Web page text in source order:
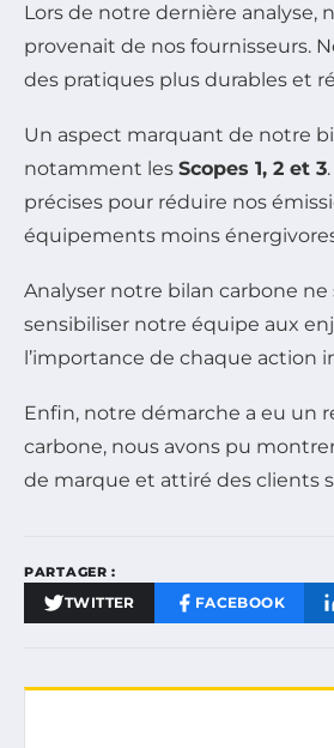
Lors de notre dernière analyse,
provenait de nos fournisseurs.
des pratiques plus durables et
Un aspect marquant de notre
notamment les Scopes 1, 2 et 3
précises pour réduire nos
équipements moins
Analyser notre bilan carbone ne
sensibiliser notre équipe aux
l’importance de chaque
Enfin, notre démarche a eu un
carbone, nous avons pu
de marque et attiré des clients
PARTAGER :
TWITTER FACEBOOK